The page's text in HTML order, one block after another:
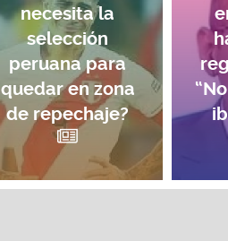
necesita la
selección
peruana para
quedar en zona
de repechaje?